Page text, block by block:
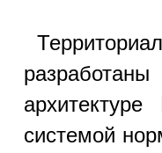
системой